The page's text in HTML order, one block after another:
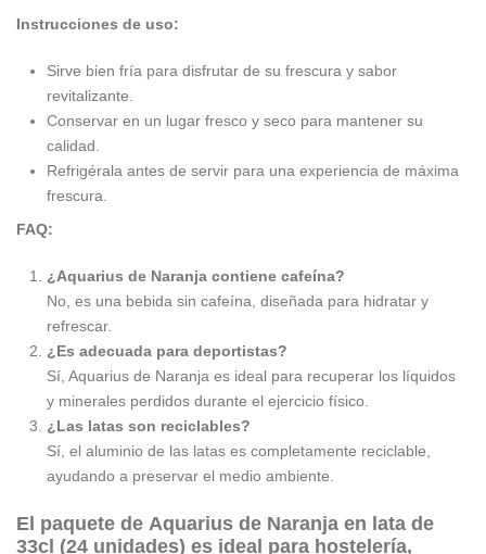
Instrucciones de uso:
Sirve bien fría para disfrutar de su frescura y sabor
revitalizante.
Conservar en un lugar fresco y seco para mantener su
calidad.
Refrigérala antes de servir para una experiencia de máxima
frescura.
FAQ:
¿Aquarius de Naranja contiene cafeína?
No, es una bebida sin cafeína, diseñada para hidratar y
refrescar.
¿Es adecuada para deportistas?
Sí, Aquarius de Naranja es ideal para recuperar los líquidos
y minerales perdidos durante el ejercicio físico.
¿Las latas son reciclables?
Sí, el aluminio de las latas es completamente reciclable,
ayudando a preservar el medio ambiente.
El paquete de Aquarius de Naranja en lata de
33cl (24 unidades) es ideal para hostelería,